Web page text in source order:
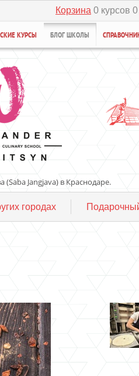
Корзина 0 курсов
КУРСЫ БЛОГ ШКОЛЫ
Jangjava) в Краснодаре.
городах